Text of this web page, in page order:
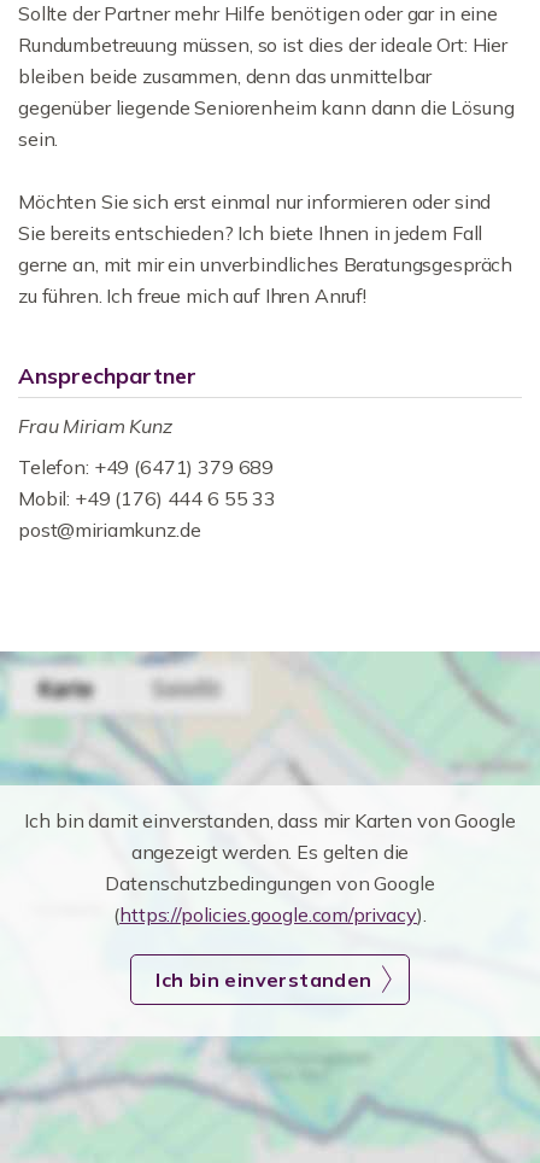
Sollte der Partner mehr Hilfe benötigen oder gar in eine
Rundumbetreuung müssen, so ist dies der ideale Ort: Hier
bleiben beide zusammen, denn das unmittelbar
gegenüber liegende Seniorenheim kann dann die Lösung
sein.
Möchten Sie sich erst einmal nur informieren oder sind
Sie bereits entschieden? Ich biete Ihnen in jedem Fall
gerne an, mit mir ein unverbindliches Beratungsgespräch
zu führen. Ich freue mich auf Ihren Anruf!
Ansprechpartner
Frau Miriam Kunz
Telefon: +49 (6471) 379 689
Mobil: +49 (176) 444 6 55 33
post@miriamkunz.de
Ich bin damit einverstanden, dass mir Karten von Google
angezeigt werden. Es gelten die
Datenschutzbedingungen von Google
(https://policies.google.com/privacy).
Ich bin einverstanden